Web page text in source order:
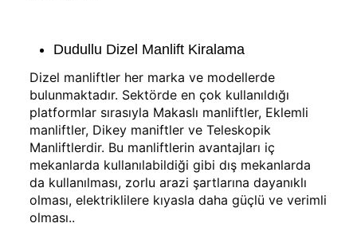
Dudullu Dizel Manlift Kiralama
Dizel manliftler her marka ve modellerde
bulunmaktadır. Sektörde en çok kullanıldığı
platformlar sırasıyla Makaslı manliftler, Eklemli
manliftler, Dikey maniftler ve Teleskopik
Manliftlerdir. Bu manliftlerin avantajları iç
mekanlarda kullanılabildiği gibi dış mekanlarda
da kullanılması, zorlu arazi şartlarına dayanıklı
olması, elektriklilere kıyasla daha güçlü ve verimli
olması..